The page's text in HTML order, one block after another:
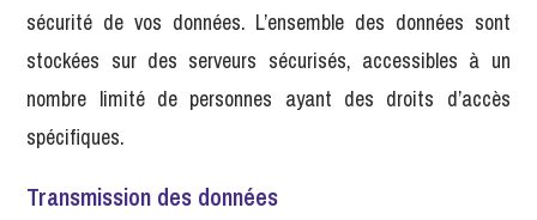
sécurité de vos données. L’ensemble des données sont
stockées sur des serveurs sécurisés, accessibles à un
nombre limité de personnes ayant des droits d’accès
spécifiques.
Transmission des données